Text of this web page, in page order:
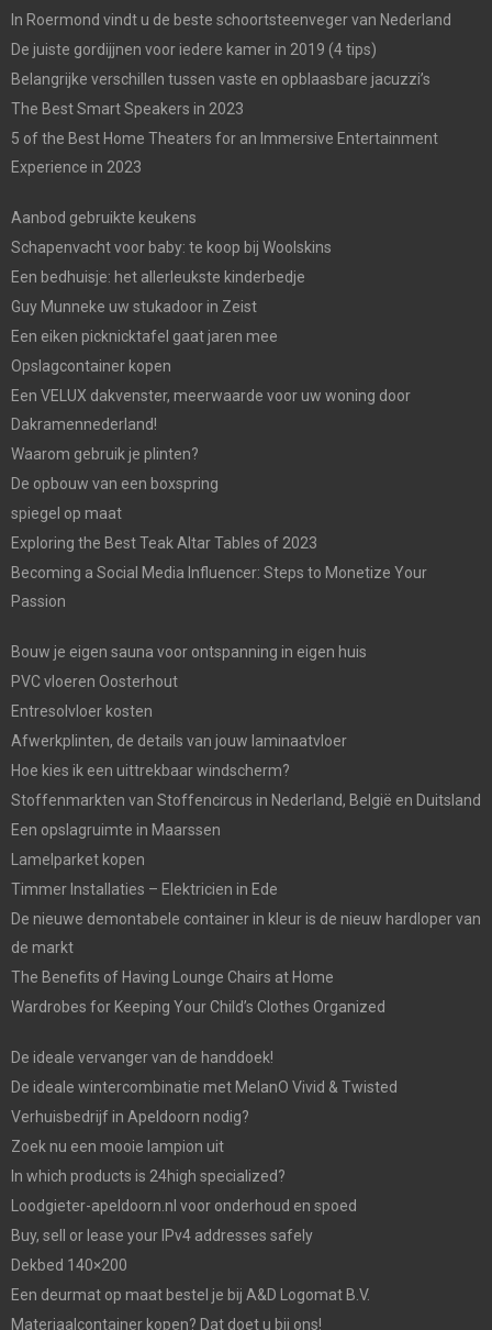
In Roermond vindt u de beste schoortsteenveger van Nederland
De juiste gordijjnen voor iedere kamer in 2019 (4 tips)
Belangrijke verschillen tussen vaste en opblaasbare jacuzzi’s
The Best Smart Speakers in 2023
5 of the Best Home Theaters for an Immersive Entertainment
Experience in 2023
Aanbod gebruikte keukens
Schapenvacht voor baby: te koop bij Woolskins
Een bedhuisje: het allerleukste kinderbedje
Guy Munneke uw stukadoor in Zeist
Een eiken picknicktafel gaat jaren mee
Opslagcontainer kopen
Een VELUX dakvenster, meerwaarde voor uw woning door
Dakramennederland!
Waarom gebruik je plinten?
De opbouw van een boxspring
spiegel op maat
Exploring the Best Teak Altar Tables of 2023
Becoming a Social Media Influencer: Steps to Monetize Your
Passion
Bouw je eigen sauna voor ontspanning in eigen huis
PVC vloeren Oosterhout
Entresolvloer kosten
Afwerkplinten, de details van jouw laminaatvloer
Hoe kies ik een uittrekbaar windscherm?
Stoffenmarkten van Stoffencircus in Nederland, België en Duitsland
Een opslagruimte in Maarssen
Lamelparket kopen
Timmer Installaties – Elektricien in Ede
De nieuwe demontabele container in kleur is de nieuw hardloper van
de markt
The Benefits of Having Lounge Chairs at Home
Wardrobes for Keeping Your Child’s Clothes Organized
De ideale vervanger van de handdoek!
De ideale wintercombinatie met MelanO Vivid & Twisted
Verhuisbedrijf in Apeldoorn nodig?
Zoek nu een mooie lampion uit
In which products is 24high specialized?
Loodgieter-apeldoorn.nl voor onderhoud en spoed
Buy, sell or lease your IPv4 addresses safely
Dekbed 140×200
Een deurmat op maat bestel je bij A&D Logomat B.V.
Materiaalcontainer kopen? Dat doet u bij ons!